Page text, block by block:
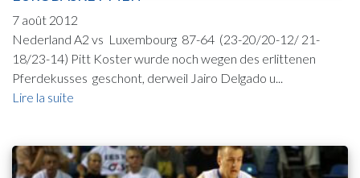
7 août 2012
Nederland A2 vs Luxembourg 87-64 (23-20/20-12/ 21-
18/23-14) Pitt Koster wurde noch wegen des erlittenen
Pferdekusses geschont, derweil Jairo Delgado u...
Lire la suite